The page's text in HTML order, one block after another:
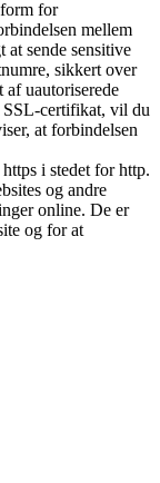
for
mellem
at sende sensitive
sikkert over
af uautoriserede
SSL-certifikat, vil du
at forbindelsen
i stedet for http.
og andre
online. De er
og for at